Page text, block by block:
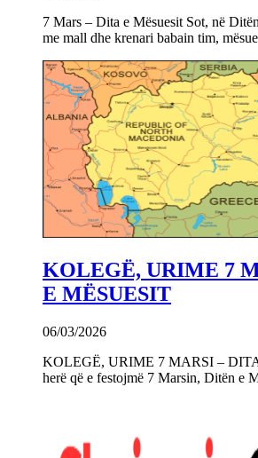
7 Mars – Dita e Mësuesit Sot, në
me mall dhe krenari babain tim,
KOLEGË, URIME 7
E MËSUESIT
06/03/2026
KOLEGË, URIME 7 MARSI –
herë që e festojmë 7 Marsin, Ditën e